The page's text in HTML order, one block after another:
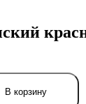
В корзину